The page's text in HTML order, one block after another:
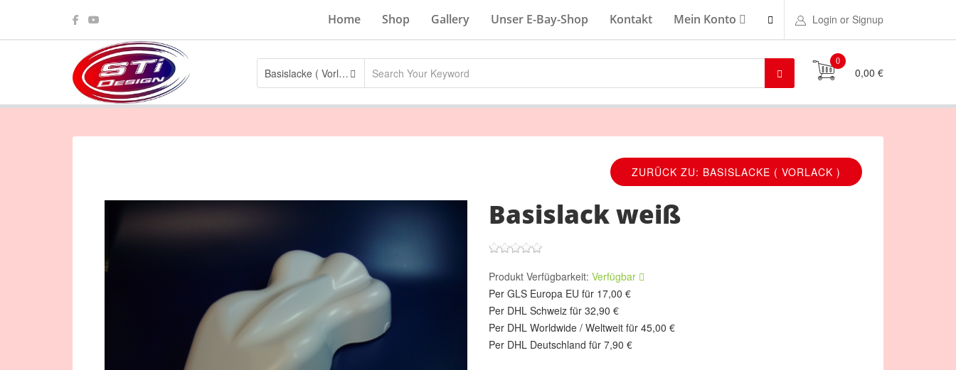
Home Shop Gallery Unser E-Bay-Shop Kontakt Mein Konto Login or Signup
0
0,00 €
Basislacke ( Vorlack )
ZURÜCK ZU: BASISLACKE ( VORLACK )
Basislack weiß
Produkt Verfügbarkeit: Verfügbar
Per GLS Europa EU für 17,00 €
Per DHL Schweiz für 32,90 €
Per DHL Worldwide / Weltweit für 45,00 €
Per DHL Deutschland für 7,90 €